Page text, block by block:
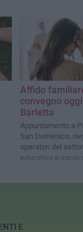
Affido
convegno
Barletta
Appuntamento a
San Domenico,
operatori del
educativo e
E